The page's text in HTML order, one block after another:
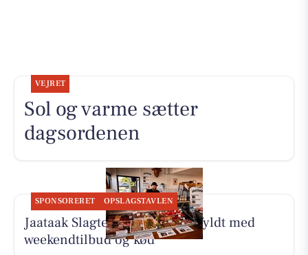
VEJRET
Sol og varme sætter
dagsordenen
SPONSORERET OPSLAGSTAVLEN
Jaataak Slagteren har disken fyldt med
weekendtilbud og kød